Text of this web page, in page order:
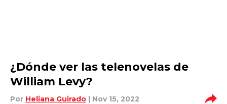
¿Dónde ver las telenovelas de
William Levy?
Por Heliana Guirado | Nov 15, 2022